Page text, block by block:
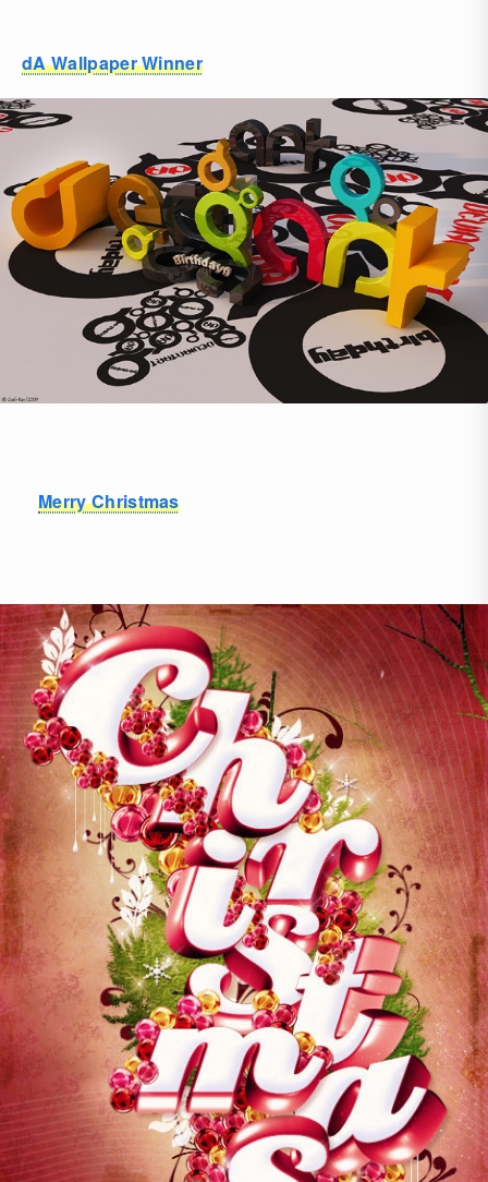
dA Wallpaper Winner
Merry Christmas